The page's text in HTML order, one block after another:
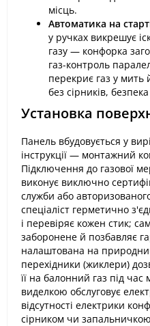
місць.
Автоматика на
у ручках викрешує
газу — конфорка
газ-контроль
перекриє газ у мить
без сірників,
Установка
Панель вбудовується у
інструкції — монтажний
Підключення до газової
виконує виключно
служби або
спеціаліст герметично
і перевіряє кожен стик;
заборонене й позбавляє
налаштована на
перехідники (жиклери)
її на балонний газ під
виделкою обслуговує
відсутності електрики
сірником чи